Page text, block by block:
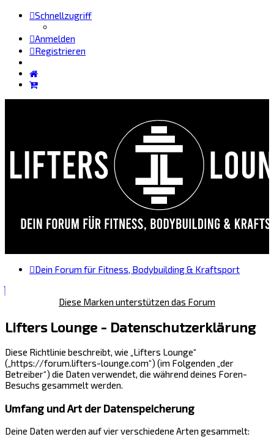
Schnellzugriff
Anmelden
Registrieren
Dein Forum für Fitness, Bodybuilding & Kraftsport
Diese Marken unterstützen das Forum
Lifters Lounge - Datenschutzerklärung
Diese Richtlinie beschreibt, wie „Lifters Lounge“
(„https://forum.lifters-lounge.com“) (im Folgenden „der
Betreiber“) die Daten verwendet, die während deines Foren-
Besuchs gesammelt werden.
Umfang und Art der Datenspeicherung
Deine Daten werden auf vier verschiedene Arten gesammelt: